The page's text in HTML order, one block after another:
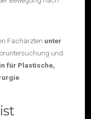
Fachärzten unter
und
für Plastische,